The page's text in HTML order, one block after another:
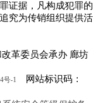
证据，凡构成犯罪的
究为传销组织提供活
革委员会承办 廊坊
号-1
网站标识码：